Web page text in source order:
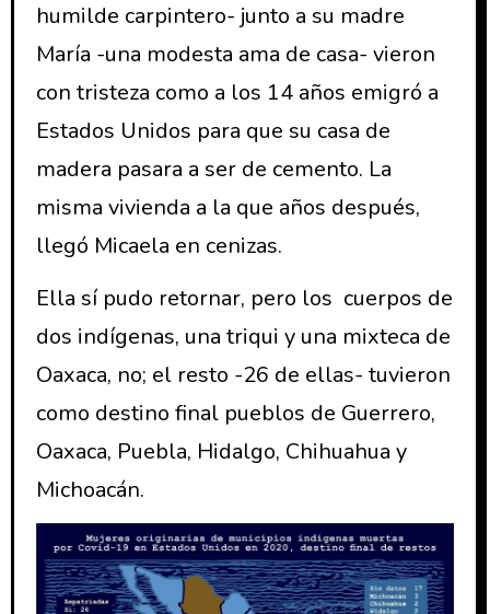
humilde carpintero- junto a su madre
María -una modesta ama de casa- vieron
con tristeza como a los 14 años emigró a
Estados Unidos para que su casa de
madera pasara a ser de cemento. La
misma vivienda a la que años después,
llegó Micaela en cenizas.
Ella sí pudo retornar, pero los cuerpos de
dos indígenas, una triqui y una mixteca de
Oaxaca, no; el resto -26 de ellas- tuvieron
como destino final pueblos de Guerrero,
Oaxaca, Puebla, Hidalgo, Chihuahua y
Michoacán.